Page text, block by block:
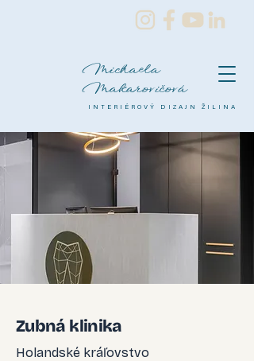
Michaela
Makarovičová
INTERIÉROVÝ DIZAJN ŽILINA
Zubná klinika
Holandské kráľovstvo